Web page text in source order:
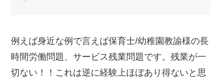
例えば身近な例で言えば保育士/幼稚園教諭様の長
時間労働問題、サービス残業問題です。残業が一
切ない！！これは逆に経験上ほぼあり得ないと思